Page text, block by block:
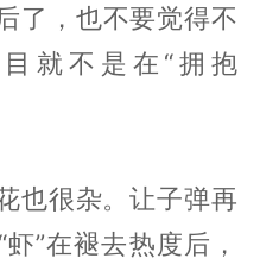
了，也不要觉得不
就不是在“拥抱
也很杂。让子弹再
”在褪去热度后，